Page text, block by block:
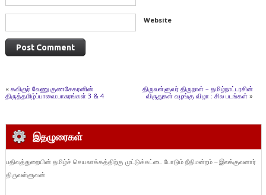
Website
« கவிஞர் வேணு குணசேகரனின்
திருத்தமிழ்ப்பாவை:பாசுரங்கள் 3 & 4
திருவள்ளுவர் திருநாள் – தமிழ்நாட்டரசின்
விருதுகள் வழங்கு விழா : சில படங்கள் »
இதழுரைகள்
பதிவுத்துறையின் தமிழ்ச் செயலாக்கத்திற்கு முட்டுக்கட்டை போடும் நீதிமன்றம் – இலக்குவனார்
திருவள்ளுவன்